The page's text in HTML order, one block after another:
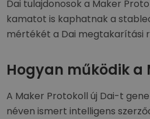
Dai tulajdonosok a Maker
kamatot is kaphatnak a
mértékét a Dai megtakarítási
Hogyan működik a
A Maker Protokoll új Dai-t
néven ismert intelligens